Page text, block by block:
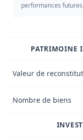
performances
PATRIMOINE
Valeur de
Nombre de biens